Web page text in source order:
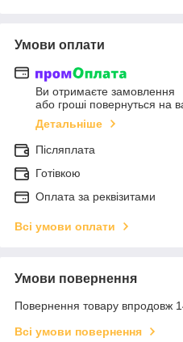
Умови оплати
Ви отримаєте замовлення
або гроші повернуться на
Детальніше
Післяплата
Готівкою
Оплата за реквізитами
Всі умови оплати
Умови повернення
Повернення товару впродовж
Всі умови повернення